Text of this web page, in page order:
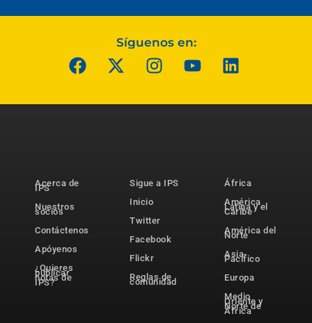
Síguenos en:
Acerca de
IPS
Nuestros
socios
Contáctenos
Apóyenos
¿Quieres
publicar
notas de
IPS?
Sigue a IPS
Inicio
Twitter
Facebook
Flickr
Reglas de
comunidad
África
América
Latina y el
Caribe
América del
Norte
Asia-
Pacífico
Europa
Medio
Oriente y
Norte de
África